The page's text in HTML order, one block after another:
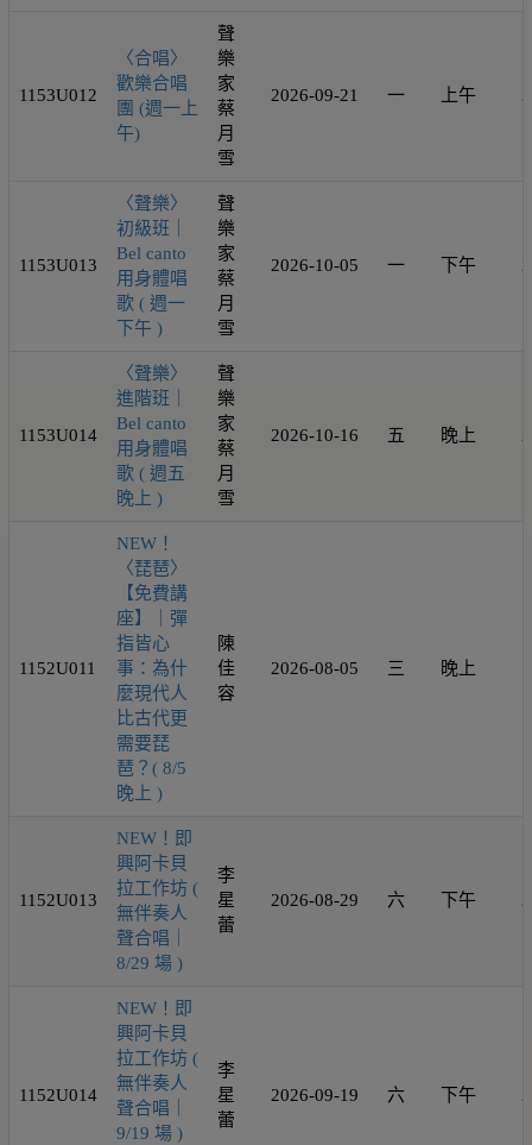
1153U012
〈合唱〉
歡樂合唱
團 (週一上
午)
聲
樂
家
蔡
月
雪
2026-09-21 一 上午
1153U013
〈聲樂〉
初級班｜
Bel canto
用身體唱
歌 ( 週一
下午 )
聲
樂
家
蔡
月
雪
2026-10-05 一 下午
1153U014
〈聲樂〉
進階班｜
Bel canto
用身體唱
歌 ( 週五
晚上 )
聲
樂
家
蔡
月
雪
2026-10-16 五 晚上
1152U011
NEW！
〈琵琶〉
【免費講
座】｜彈
指皆心
事：為什
麼現代人
比古代更
需要琵
琶？( 8/5
晚上 )
陳
佳
容
2026-08-05 三 晚上
1152U013
NEW！即
興阿卡貝
拉工作坊 (
無伴奏人
聲合唱｜
8/29 場 )
李
星
蕾
2026-08-29 六 下午 2
1152U014
NEW！即
興阿卡貝
拉工作坊 (
無伴奏人
聲合唱｜
9/19 場 )
李
星
蕾
2026-09-19 六 下午 2